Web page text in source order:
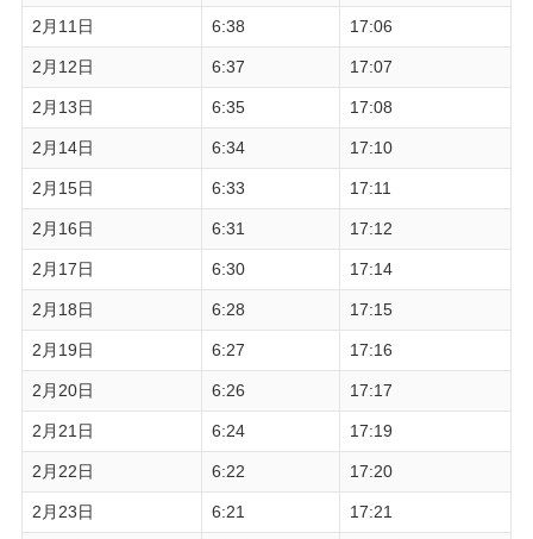
2月11日 6:38 17:06
2月12日 6:37 17:07
2月13日 6:35 17:08
2月14日 6:34 17:10
2月15日 6:33 17:11
2月16日 6:31 17:12
2月17日 6:30 17:14
2月18日 6:28 17:15
2月19日 6:27 17:16
2月20日 6:26 17:17
2月21日 6:24 17:19
2月22日 6:22 17:20
2月23日 6:21 17:21